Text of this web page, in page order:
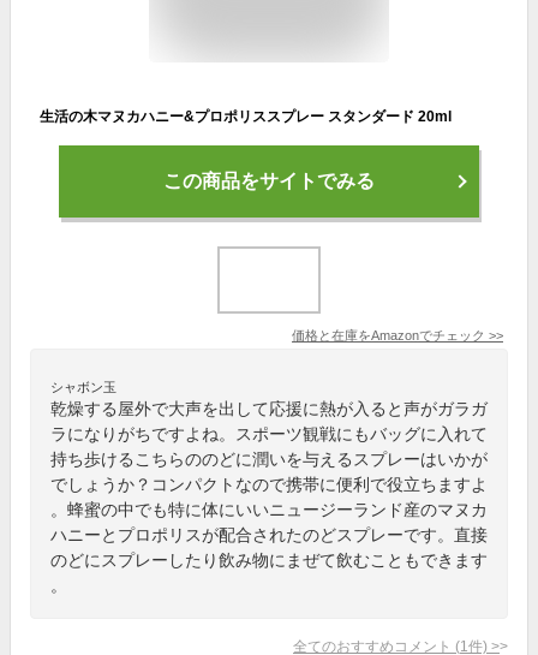
生活の木マヌカハニー&プロポリススプレー スタンダード 20ml
この商品をサイトでみる
価格と在庫をAmazonでチェック >>
シャボン玉
乾燥する屋外で大声を出して応援に熱が入ると声がガラガ
ラになりがちですよね。スポーツ観戦にもバッグに入れて
持ち歩けるこちらののどに潤いを与えるスプレーはいかが
でしょうか？コンパクトなので携帯に便利で役立ちますよ
。蜂蜜の中でも特に体にいいニュージーランド産のマヌカ
ハニーとプロポリスが配合されたのどスプレーです。直接
のどにスプレーしたり飲み物にまぜて飲むこともできます
。
全てのおすすめコメント (1 件) >